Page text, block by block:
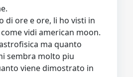
di ore e ore, li ho visti in
vidi american moon.
ma quanto
sembra molto piu
viene dimostrato in